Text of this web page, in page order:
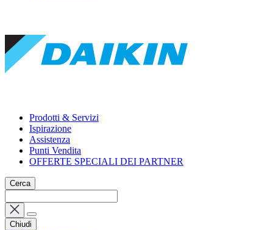
Prodotti & Servizi
Ispirazione
Assistenza
Punti Vendita
OFFERTE SPECIALI DEI PARTNER
Cerca
Chiudi